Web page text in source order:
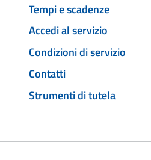
Tempi e scadenze
Accedi al servizio
Condizioni di servizio
Contatti
Strumenti di tutela